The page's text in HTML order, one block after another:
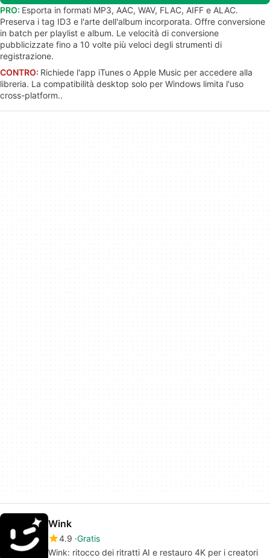
PRO: Esporta in formati MP3, AAC, WAV, FLAC, AIFF e ALAC.
Preserva i tag ID3 e l'arte dell'album incorporata. Offre conversione
in batch per playlist e album. Le velocità di conversione
pubblicizzate fino a 10 volte più veloci degli strumenti di
registrazione.
CONTRO: Richiede l'app iTunes o Apple Music per accedere alla
libreria. La compatibilità desktop solo per Windows limita l'uso
cross-platform..
Wink
4.9 Gratis
Wink: ritocco dei ritratti AI e restauro 4K per i creatori